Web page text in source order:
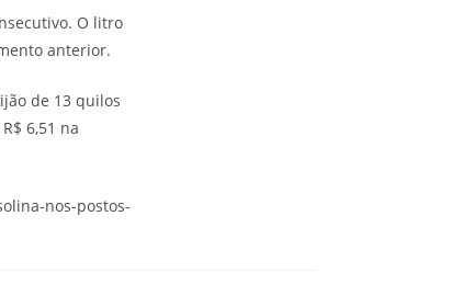
O litro
anterior.
de 13 quilos
6,51 na
nos-postos-